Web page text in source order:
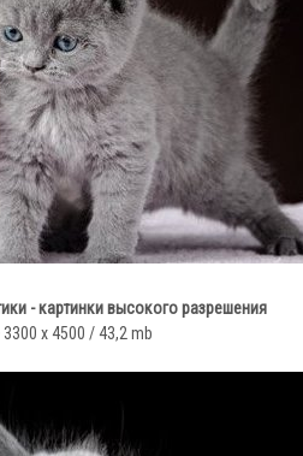
- картинки высокого разрешения
3300 x 4500 / 43,2 mb